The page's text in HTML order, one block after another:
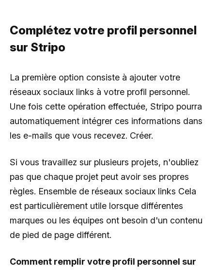
Complétez votre profil personnel
sur Stripo
La première option consiste à ajouter votre
réseaux sociaux links à votre profil personnel.
Une fois cette opération effectuée, Stripo pourra
automatiquement intégrer ces informations dans
les e-mails que vous recevez. Créer.
Si vous travaillez sur plusieurs projets, n'oubliez
pas que chaque projet peut avoir ses propres
règles. Ensemble de réseaux sociaux links Cela
est particulièrement utile lorsque différentes
marques ou les équipes ont besoin d'un contenu
de pied de page différent.
Comment remplir votre profil personnel sur